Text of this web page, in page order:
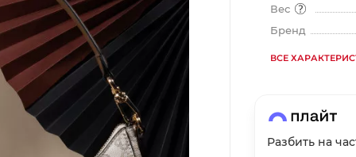
Вес
Бренд
ВСЕ
Разбить на
Добавляйте товары в корзину
Оплачивайте сегодня только
25% картой любого банка